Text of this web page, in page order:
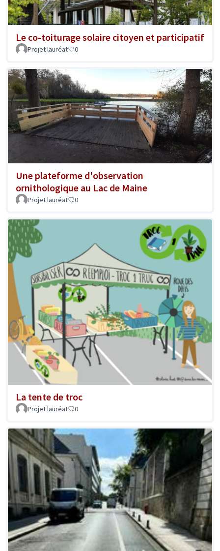
Le co-toiturage solaire citoyen et participatif
Projet lauréat 0
Une plateforme d'observation
ornithologique au Lac de Maine
Projet lauréat 0
La tente de troc
Projet lauréat 0